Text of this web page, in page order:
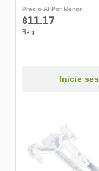
Precio Al Por Menor
$11.17
Bag
Inicie